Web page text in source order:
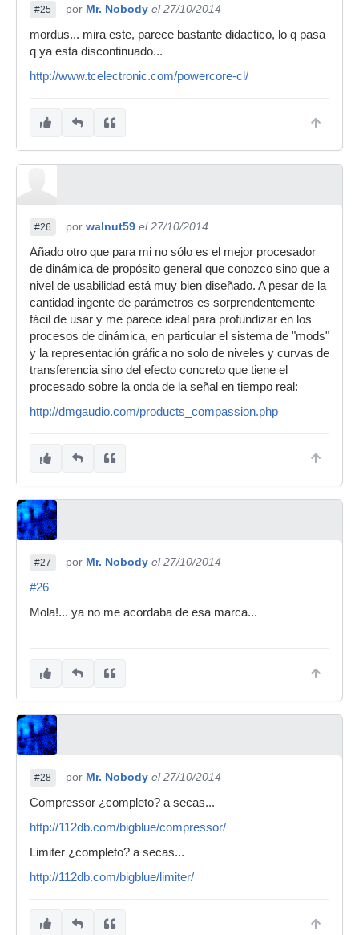
#25 por Mr. Nobody el 27/10/2014
mordus... mira este, parece bastante didactico, lo q pasa
q ya esta discontinuado...
http://www.tcelectronic.com/powercore-cl/
#26 por walnut59 el 27/10/2014
Añado otro que para mi no sólo es el mejor procesador
de dinámica de propósito general que conozco sino que a
nivel de usabilidad está muy bien diseñado. A pesar de la
cantidad ingente de parámetros es sorprendentemente
fácil de usar y me parece ideal para profundizar en los
procesos de dinámica, en particular el sistema de "mods"
y la representación gráfica no solo de niveles y curvas de
transferencia sino del efecto concreto que tiene el
procesado sobre la onda de la señal en tiempo real:
http://dmgaudio.com/products_compassion.php
#27 por Mr. Nobody el 27/10/2014
#26
Mola!... ya no me acordaba de esa marca...
#28 por Mr. Nobody el 27/10/2014
Compressor ¿completo? a secas...
http://112db.com/bigblue/compressor/
Limiter ¿completo? a secas...
http://112db.com/bigblue/limiter/